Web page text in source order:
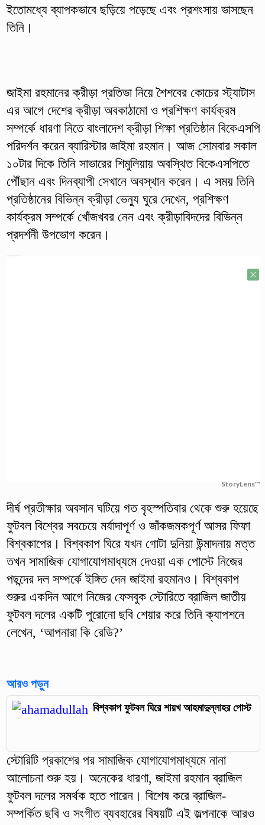
ইতোমধ্যে ব্যাপকভাবে ছড়িয়ে পড়েছে এবং প্রশংসায় ভাসছেন
তিনি।
জাইমা রহমানের ক্রীড়া প্রতিভা নিয়ে শৈশবের কোচের স্ট্যাটাস
এর আগে দেশের ক্রীড়া অবকাঠামো ও প্রশিক্ষণ কার্যক্রম
সম্পর্কে ধারণা নিতে বাংলাদেশ ক্রীড়া শিক্ষা প্রতিষ্ঠান বিকেএসপি
পরিদর্শন করেন ব্যারিস্টার জাইমা রহমান। আজ সোমবার সকাল
১০টার দিকে তিনি সাভারের শিমুলিয়ায় অবস্থিত বিকেএসপিতে
পৌঁছান এবং দিনব্যাপী সেখানে অবস্থান করেন। এ সময় তিনি
প্রতিষ্ঠানের বিভিন্ন ক্রীড়া ভেন্যু ঘুরে দেখেন, প্রশিক্ষণ
কার্যক্রম সম্পর্কে খোঁজখবর নেন এবং ক্রীড়াবিদদের বিভিন্ন
প্রদর্শনী উপভোগ করেন।
StoryLens™
দীর্ঘ প্রতীক্ষার অবসান ঘটিয়ে গত বৃহস্পতিবার থেকে শুরু হয়েছে
ফুটবল বিশ্বের সবচেয়ে মর্যাদাপূর্ণ ও জাঁকজমকপূর্ণ আসর ফিফা
বিশ্বকাপের। বিশ্বকাপ ঘিরে যখন গোটা দুনিয়া উন্মাদনায় মত্ত
তখন সামাজিক যোগাযোগমাধ্যমে দেওয়া এক পোস্টে নিজের
পছন্দের দল সম্পর্কে ইঙ্গিত দেন জাইমা রহমানও। বিশ্বকাপ
শুরুর একদিন আগে নিজের ফেসবুক স্টোরিতে ব্রাজিল জাতীয়
ফুটবল দলের একটি পুরোনো ছবি শেয়ার করে তিনি ক্যাপশনে
লেখেন, ‘আপনারা কি রেডি?’
আরও পড়ুন
বিশ্বকাপ ফুটবল ঘিরে শায়খ আহমাদুল্লাহর পোস্ট
স্টোরিটি প্রকাশের পর সামাজিক যোগাযোগমাধ্যমে নানা
আলোচনা শুরু হয়। অনেকের ধারণা, জাইমা রহমান ব্রাজিল
ফুটবল দলের সমর্থক হতে পারেন। বিশেষ করে ব্রাজিল-
সম্পর্কিত ছবি ও সংগীত ব্যবহারের বিষয়টি এই জল্পনাকে আরও